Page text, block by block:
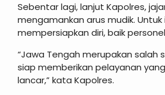
Sebentar lagi, lanjut Kapolres,
mengamankan arus mudik.
mempersiapkan diri, baik
“Jawa Tengah merupakan salah
siap memberikan pelayanan
lancar,” kata Kapolres.